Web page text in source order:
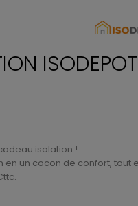
isolation !
un cocon de confort, tout